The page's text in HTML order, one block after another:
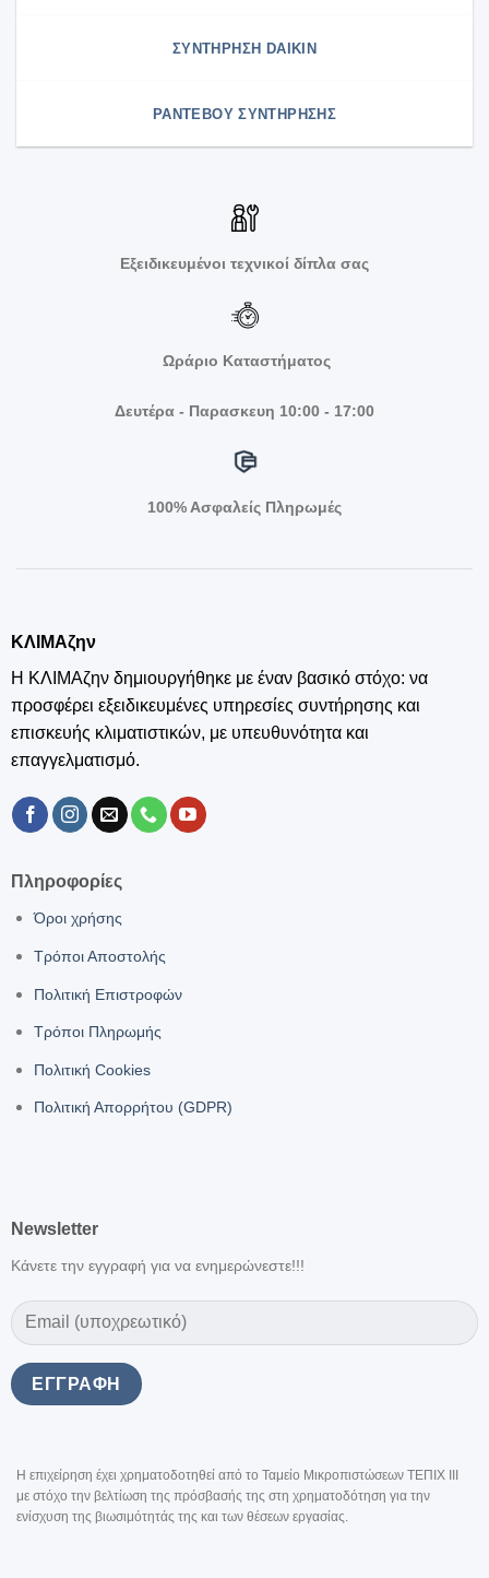
ΣΥΝΤΉΡΗΣΗ DAIKIN
ΡΑΝΤΕΒΟΥ ΣΥΝΤΗΡΗΣΗΣ
Εξειδικευμένοι τεχνικοί δίπλα σας
Ωράριο Καταστήματος
Δευτέρα - Παρασκευη 10:00 - 17:00
100% Ασφαλείς Πληρωμές
ΚΛΙΜΑζην
Η ΚΛΙΜΑζην δημιουργήθηκε με έναν βασικό στόχο: να
προσφέρει εξειδικευμένες υπηρεσίες συντήρησης και
επισκευής κλιματιστικών, με υπευθυνότητα και
επαγγελματισμό.
Πληροφορίες
Όροι χρήσης
Τρόποι Αποστολής
Πολιτική Επιστροφών
Τρόποι Πληρωμής
Πολιτική Cookies
Πολιτική Απορρήτου (GDPR)
Newsletter
Κάνετε την εγγραφή για να ενημερώνεστε!!!
Η επιχείρηση έχει χρηματοδοτηθεί από το Ταμείο Μικροπιστώσεων ΤΕΠΙΧ III
με στόχο την βελτίωση της πρόσβασής της στη χρηματοδότηση για την
ενίσχυση της βιωσιμότητάς της και των θέσεων εργασίας.